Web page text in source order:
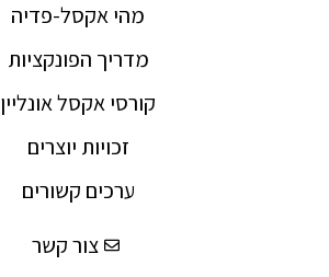
מהי אקסל-פדיה
מדריך הפונקציות
קורסי אקסל אונליין
זכויות יוצרים
ערכים קשורים
צור קשר